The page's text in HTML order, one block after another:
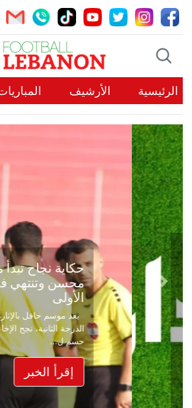
الرئيسية الأرشيف
حكاية نجاح تبدأ من جبل
محسن وتنتهي في الدرجة
الأولى
بعد موسم حافل بالإثارة والصراع
الدرجة الثانية، نجح الإخاء الأهلي
حسم ل...
إقرأ الخبر
Previous